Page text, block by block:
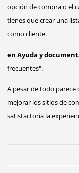
opción de compra o el
tienes que crear una
como cliente.
en Ayuda y
frecuentes".
A pesar de todo parece
mejorar los sitios de
satistactoria la